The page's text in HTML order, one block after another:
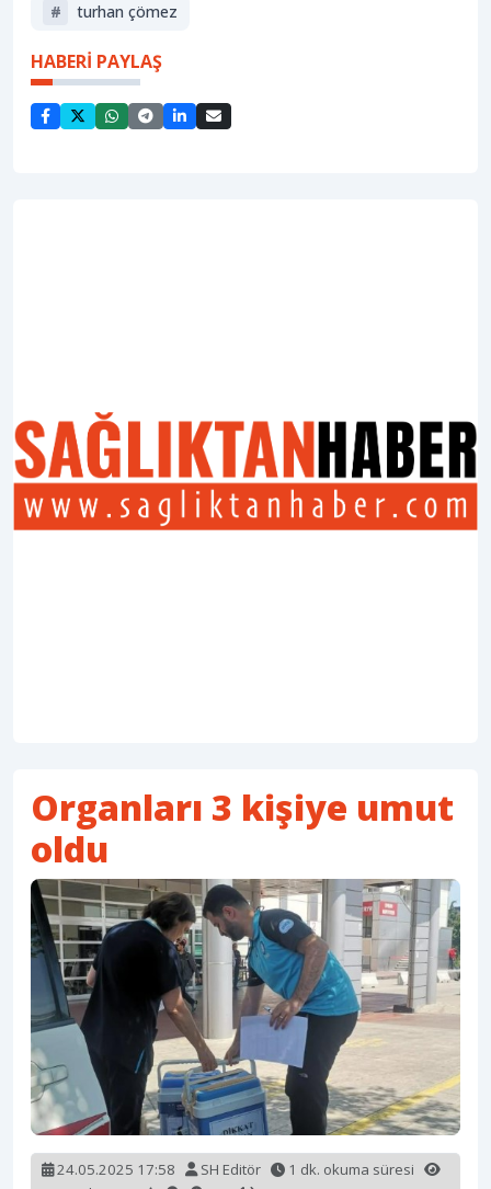
#
turhan çömez
HABERİ PAYLAŞ
Organları 3 kişiye umut
oldu
24.05.2025 17:58 SH Editör
1 dk. okuma süresi